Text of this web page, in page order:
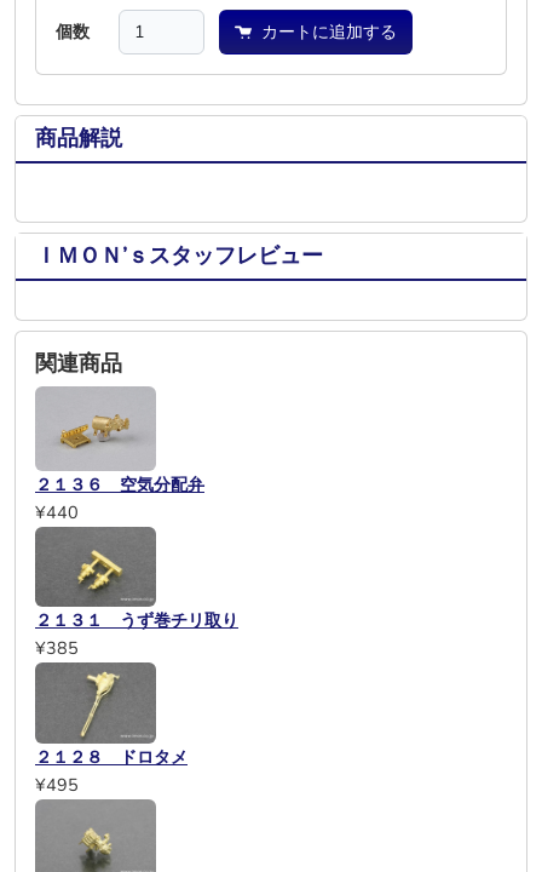
個数 カートに追加する
商品解説
ＩＭＯＮ’ｓスタッフレビュー
関連商品
２１３６ 空気分配弁
¥440
２１３１ うず巻チリ取り
¥385
２１２８ ドロタメ
¥495